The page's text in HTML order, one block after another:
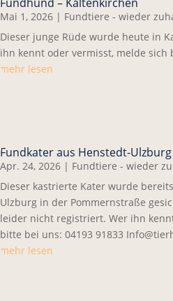
Mai 1, 2026 | Fundtiere - wieder
Dieser junge Rüde wurde heute in
ihn kennt oder vermisst, melde sich
mehr lesen
Fundkater aus Henstedt-Ulzburg
Apr. 24, 2026 | Fundtiere - wieder
Dieser kastrierte Kater wurde
Ulzburg in der Pommernstraße
leider nicht registriert. Wer ihn
bitte bei uns: 04193 91833
mehr lesen